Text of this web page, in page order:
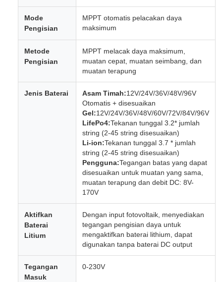
Mode
Pengisian
MPPT otomatis pelacakan daya
maksimum
Metode
Pengisian
MPPT melacak daya maksimum,
muatan cepat, muatan seimbang, dan
muatan terapung
Jenis Baterai Asam Timah:12V/24V/36V/48V/96V
Otomatis + disesuaikan
Gel:12V/24V/36V/48V/60V/72V/84V/96V
LifePo4:Tekanan tunggal 3.2* jumlah
string (2-45 string disesuaikan)
Li-ion:Tekanan tunggal 3.7 * jumlah
string (2-45 string disesuaikan)
Pengguna:Tegangan batas yang dapat
disesuaikan untuk muatan yang sama,
muatan terapung dan debit DC: 8V-
170V
Aktifkan
Baterai
Litium
Dengan input fotovoltaik, menyediakan
tegangan pengisian daya untuk
mengaktifkan baterai lithium, dapat
digunakan tanpa baterai DC output
Tegangan
Masuk
0-230V